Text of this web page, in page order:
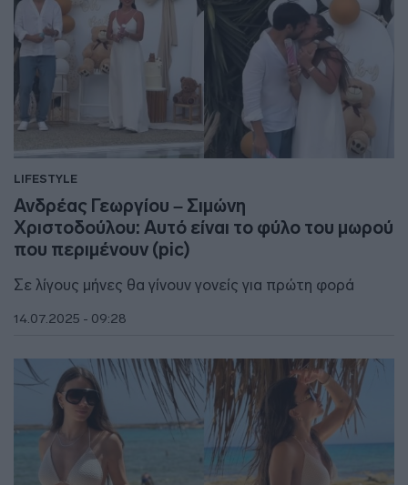
LIFESTYLE
Ανδρέας Γεωργίου – Σιμώνη
Χριστοδούλου: Αυτό είναι το φύλο του μωρού
που περιμένουν (pic)
Σε λίγους μήνες θα γίνουν γονείς για πρώτη φορά
14.07.2025 - 09:28